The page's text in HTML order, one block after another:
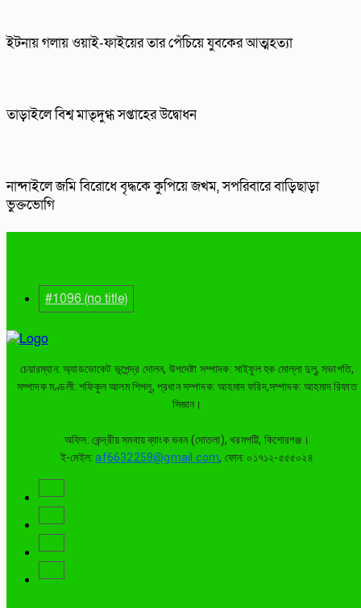
ইটনায় গলায় ওয়াই-ফাইয়ের তার পেঁচিয়ে যুবকের আত্মহত্যা
তাড়াইলে বিশ্ব মাতৃদুগ্ধ সপ্তাহের উদ্বোধন
নান্দাইলে জমি বিরোধে বৃদ্ধকে কুপিয়ে জখম, সপরিবারে বাড়িছাড়া
ভুক্তভোগি
#1096 (no title)
চেয়ারম্যান: অ্যাডভোকেট ভূপেন্দ্র দোলন, উপদেষ্টা সম্পাদক: সাইফুল হক মোল্লা দুলু, সভাপতি,
সম্পাদক মণ্ডলী: শফিকুল আলম শিপলু, প্রধান সম্পাদক: আহমাদ ফরিদ,সম্পাদক: আহমাদ রিফাত
সিজান।
অফিস: কেন্দ্রীয় সমবায় ব্যাংক ভবন (দোতলা), খরমপট্টি, কিশোরগঞ্জ।
ই-মেইল:af6632258@gmail.com, ফোন: ০১৭১২-৫৫৫০২৪